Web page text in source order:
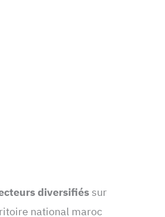
diversifiéssur
national maroc